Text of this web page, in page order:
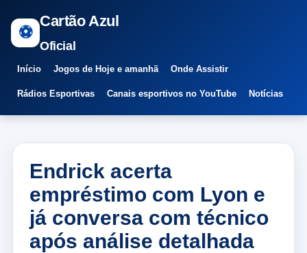
⚽
Cartão Azul
Oficial
Início Jogos de Hoje e amanhã Onde Assistir
Rádios Esportivas Canais esportivos no YouTube Notícias
Endrick acerta
empréstimo com Lyon e
já conversa com técnico
após análise detalhada